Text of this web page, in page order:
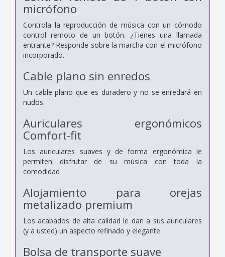
micrófono
Controla la reproducción de música con un cómodo
control remoto de un botón. ¿Tienes una llamada
entrante? Responde sobre la marcha con el micrófono
incorporado.
Cable plano sin enredos
Un cable plano que es duradero y no se enredará en
nudos.
Auriculares ergonómicos
Comfort-fit
Los auriculares suaves y de forma ergonómica le
permiten disfrutar de su música con toda la
comodidad
Alojamiento para orejas
metalizado premium
Los acabados de alta calidad le dan a sus auriculares
(y a usted) un aspecto refinado y elegante.
Bolsa de transporte suave